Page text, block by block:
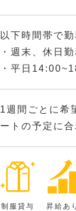
以下時間帯で
・週末、休日
・平日
1週間ごとに希
ートの予定に
制服貸与 昇給あり